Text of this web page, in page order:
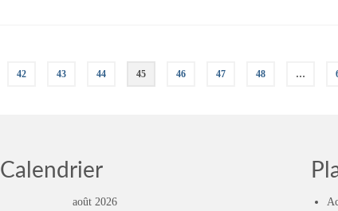
42 43 44 45 46 47 48 …
Calendrier
août 2026